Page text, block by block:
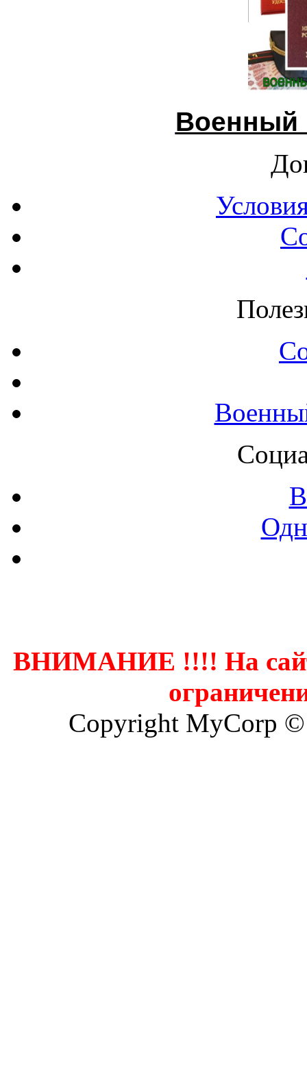
Военный
ВНИМАНИЕ !!!! На
Copyright MyCorp